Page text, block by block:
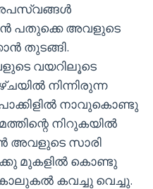
പതുക്കെ അവളുടെ
തുടങ്ങി.
വയറിലൂടെ
നിന്നിരുന്ന
നാവുകൊണ്ടു
നിറുകയിൽ
അവളുടെ സാരി
മുകളിൽ കൊണ്ടു
കവച്ചു വെച്ചു.